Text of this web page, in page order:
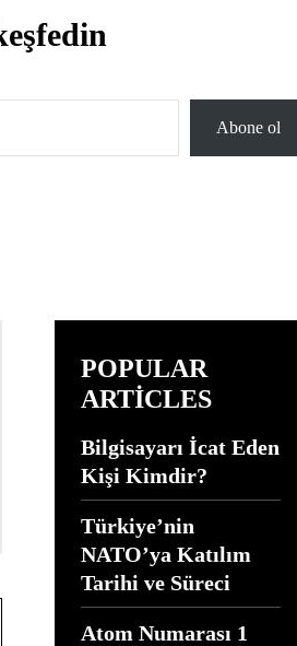
Abone ol
POPULAR
ARTICLES
Bilgisayarı İcat Eden
Kişi Kimdir?
Türkiye’nin
NATO’ya Katılım
Tarihi ve Süreci
Atom Numarası 1